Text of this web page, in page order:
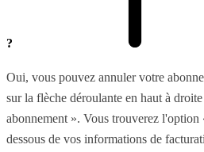
?
Oui, vous pouvez annuler votre
sur la flèche déroulante en haut à
abonnement ». Vous trouverez
dessous de vos informations de